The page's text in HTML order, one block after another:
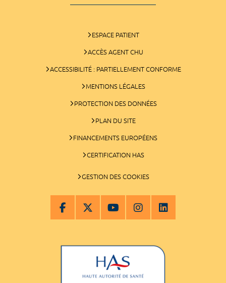
ESPACE PATIENT
ACCÈS AGENT CHU
ACCESSIBILITÉ : PARTIELLEMENT CONFORME
MENTIONS LÉGALES
PROTECTION DES DONNÉES
PLAN DU SITE
FINANCEMENTS EUROPÉENS
CERTIFICATION HAS
GESTION DES COOKIES